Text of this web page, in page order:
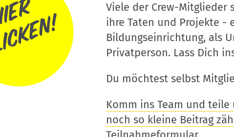
Viele der Crew-Mitglieder
ihre Taten und Projekte -
Bildungseinrichtung, als
Privatperson. Lass Dich
Du möchtest selbst
Komm ins Team und
noch so kleine Beitrag